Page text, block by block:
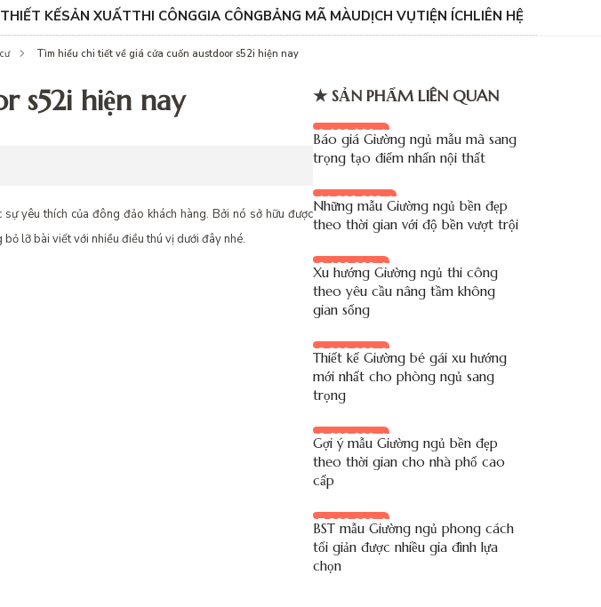
THIẾT KẾSẢN XUẤTTHI CÔNGGIA CÔNGBẢNG MÃ MÀUDỊCH VỤTIỆN ÍCHLIÊN HỆ
Tìm hiểu chi tiết về giá cửa cuốn austdoor s52i hiện nay
s52i hiện nay
yêu thích của đông đảo khách hàng. Bởi nó sở hữu được
lỡ bài viết với nhiều điều thú vị dưới đây nhé.
★ SẢN PHẨM LIÊN QUAN
9.100.000 đ
Báo giá Giường ngủ mẫu mã sang
trọng tạo điểm nhấn nội thất
11.800.000 đ
Những mẫu Giường ngủ bền đẹp
theo thời gian với độ bền vượt trội
8.100.000 đ
Xu hướng Giường ngủ thi công
theo yêu cầu nâng tầm không
gian sống
8.900.000 đ
Thiết kế Giường bé gái xu hướng
mới nhất cho phòng ngủ sang
trọng
8.600.000 đ
Gợi ý mẫu Giường ngủ bền đẹp
theo thời gian cho nhà phố cao
cấp
7.900.000 đ
BST mẫu Giường ngủ phong cách
tối giản được nhiều gia đình lựa
chọn